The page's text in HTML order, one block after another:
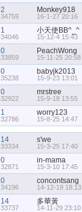
2
34759
Monkey918
16-1-27 20:16
1
34046
小天使BB^_^
15-12-4 15:43
0
33859
PeachWong
15-11-25 20:58
0
35238
babyjk2013
15-9-23 13:01
0
32922
mrstree
15-9-18 13:55
1
32786
worry123
15-8-25 14:47
14
33334
s'we
15-3-25 17:40
0
32871
in-mama
15-3-10 17:45
0
34196
concontsang
14-12-19 18:13
14
33737
多華黃
14-11-29 23:10